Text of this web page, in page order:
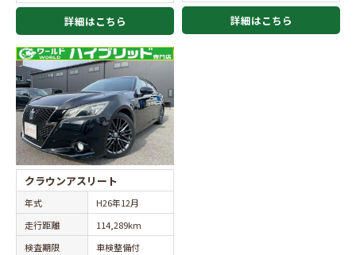
詳細はこちら 詳細はこちら
クラウンアスリート
年式
H26年12月
走行距離
114,289km
検査期限
車検整備付